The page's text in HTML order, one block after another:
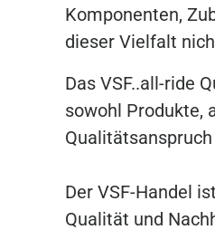
Komponenten,
dieser Vielfalt
Das VSF..all-ride
sowohl Produkte,
Der VSF-Handel
Qualität und